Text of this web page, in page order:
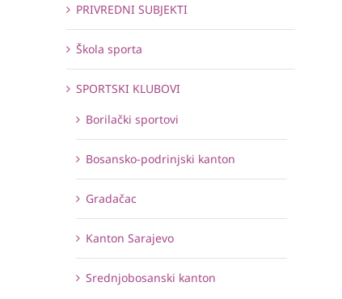
PRIVREDNI SUBJEKTI
Škola sporta
SPORTSKI KLUBOVI
Borilački sportovi
Bosansko-podrinjski kanton
Gradačac
Kanton Sarajevo
Srednjobosanski kanton